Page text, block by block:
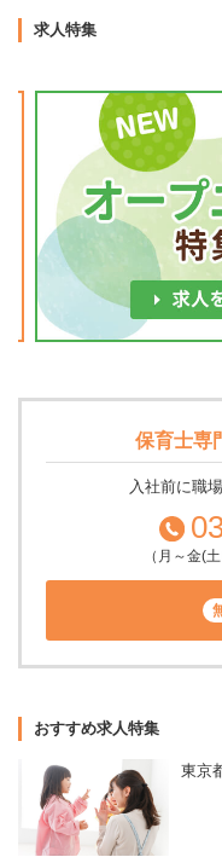
求人特集
保育士専
入社前に職
（月～金(
おすすめ求人特集
東京